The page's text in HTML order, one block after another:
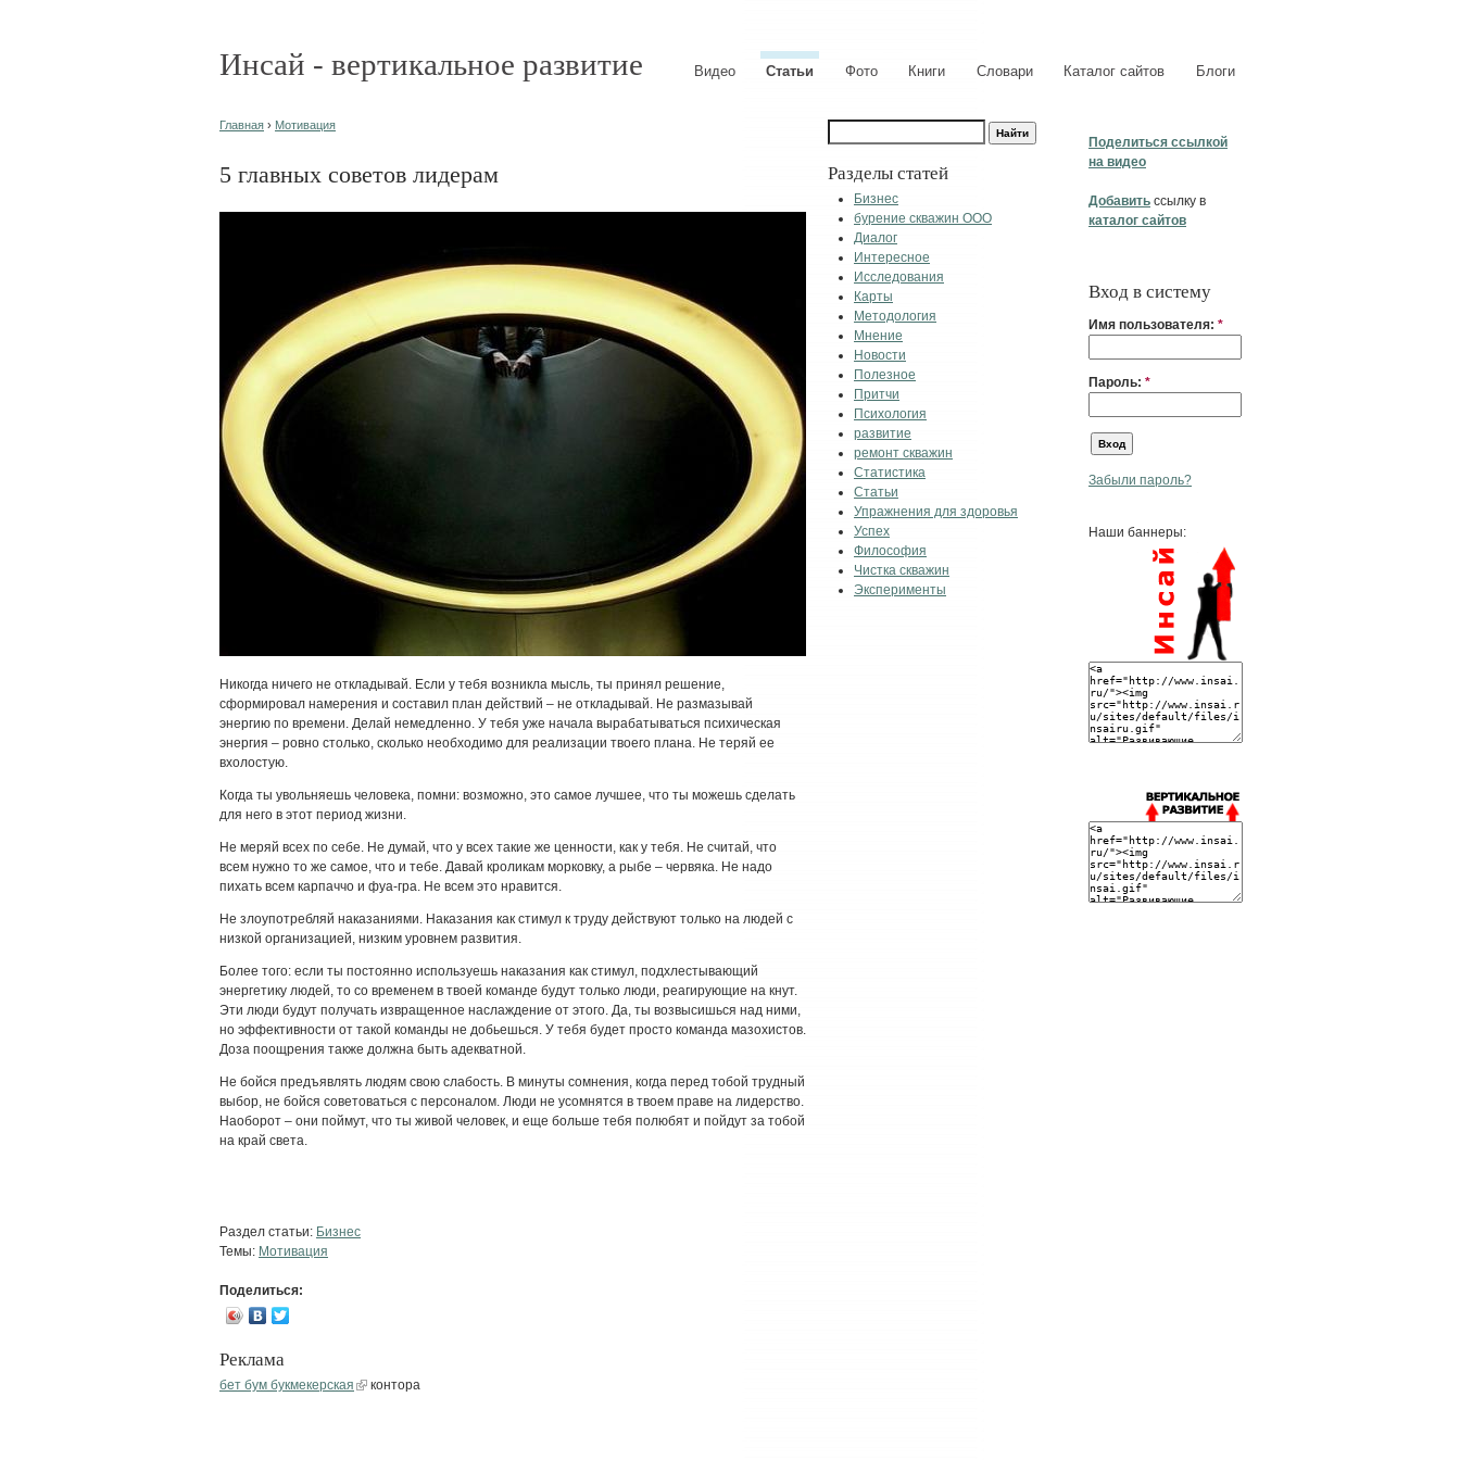
Инсай - вертикальное развитие Видео Статьи Фото Книги Словари Каталог сайтов Блоги
Поделиться ссылкой
на видео
Добавить ссылку в
каталог сайтов
Вход в систему
Имя пользователя: *
Пароль: *
Забыли пароль?
Наши баннеры:
Главная › Мотивация
5 главных советов лидерам
Никогда ничего не откладывай. Если у тебя возникла мысль, ты принял решение,
сформировал намерения и составил план действий – не откладывай. Не размазывай
энергию по времени. Делай немедленно. У тебя уже начала вырабатываться психическая
энергия – ровно столько, сколько необходимо для реализации твоего плана. Не теряй ее
вхолостую.
Когда ты увольняешь человека, помни: возможно, это самое лучшее, что ты можешь сделать
для него в этот период жизни.
Не меряй всех по себе. Не думай, что у всех такие же ценности, как у тебя. Не считай, что
всем нужно то же самое, что и тебе. Давай кроликам морковку, а рыбе – червяка. Не надо
пихать всем карпаччо и фуа-гра. Не всем это нравится.
Не злоупотребляй наказаниями. Наказания как стимул к труду действуют только на людей с
низкой организацией, низким уровнем развития.
Более того: если ты постоянно используешь наказания как стимул, подхлестывающий
энергетику людей, то со временем в твоей команде будут только люди, реагирующие на кнут.
Эти люди будут получать извращенное наслаждение от этого. Да, ты возвысишься над ними,
но эффективности от такой команды не добьешься. У тебя будет просто команда мазохистов.
Доза поощрения также должна быть адекватной.
Не бойся предъявлять людям свою слабость. В минуты сомнения, когда перед тобой трудный
выбор, не бойся советоваться с персоналом. Люди не усомнятся в твоем праве на лидерство.
Наоборот – они поймут, что ты живой человек, и еще больше тебя полюбят и пойдут за тобой
на край света.
Раздел статьи: Бизнес
Темы: Мотивация
Поделиться:
Реклама
бет бум букмекерская контора
Разделы статей
Бизнес
бурение скважин ООО
Диалог
Интересное
Исследования
Карты
Методология
Мнение
Новости
Полезное
Притчи
Психология
развитие
ремонт скважин
Статистика
Статьи
Упражнения для здоровья
Успех
Философия
Чистка скважин
Эксперименты